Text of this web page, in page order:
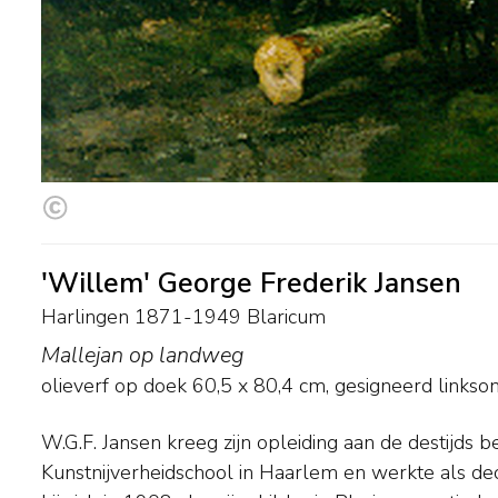
'Willem' George Frederik Jansen
Harlingen 1871-1949 Blaricum
Mallejan op landweg
olieverf op doek 60,5 x 80,4 cm, gesigneerd
W.G.F. Jansen kreeg zijn opleiding aan de destijds
Kunstnijverheidschool in Haarlem en werkte als
bracht hij een breed scala in beeld: zee- en
weidelandschappen, intieme boerenerven,